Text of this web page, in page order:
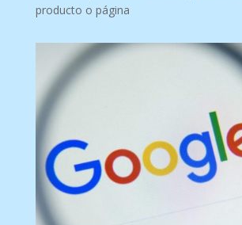
producto o página